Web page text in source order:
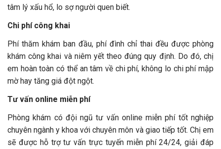
tâm lý xấu hổ, lo sợ người quen biết.
Chi phí công khai
Phí thăm khám ban đầu, phí đình chỉ thai đều được phòng
khám công khai và niêm yết theo đúng quy định. Do đó, chị
em hoàn toàn có thể an tâm về chi phí, không lo chi phí mập
mờ hay tăng giá đột ngột.
Tư vấn online miễn phí
Phòng khám có đội ngũ tư vấn online miễn phí tốt nghiệp
chuyên ngành y khoa với chuyên môn và giao tiếp tốt. Chị em
sẽ được hỗ trợ tư vấn trực tuyến miễn phí 24/24, giải đáp